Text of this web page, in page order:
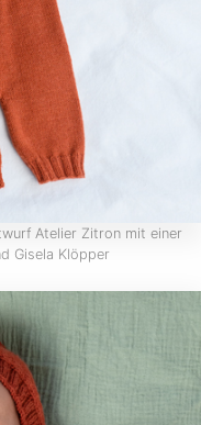
Atelier Zitron mit einer
Gisela Klöpper